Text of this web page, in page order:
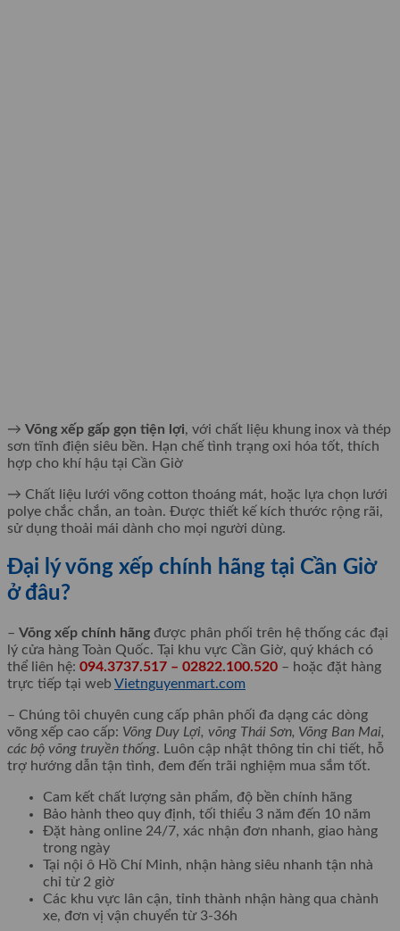
→ Võng xếp gấp gọn tiện lợi, với chất liệu khung inox và thép
sơn tĩnh điện siêu bền. Hạn chế tình trạng oxi hóa tốt, thích
hợp cho khí hậu tại Cần Giờ
→ Chất liệu lưới võng cotton thoáng mát, hoặc lựa chọn lưới
polye chắc chắn, an toàn. Được thiết kế kích thước rộng rãi,
sử dụng thoải mái dành cho mọi người dùng.
Đại lý võng xếp chính hãng tại Cần Giờ
ở đâu?
– Võng xếp chính hãng được phân phối trên hệ thống các đại
lý cửa hàng Toàn Quốc. Tại khu vực Cần Giờ, quý khách có
thể liên hệ: 094.3737.517 – 02822.100.520 – hoặc đặt hàng
trực tiếp tại webVietnguyenmart.com
– Chúng tôi chuyên cung cấp phân phối đa dạng các dòng
võng xếp cao cấp: Võng Duy Lợi, võng Thái Sơn, Võng Ban Mai,
các bộ võng truyền thống. Luôn cập nhật thông tin chi tiết, hỗ
trợ hướng dẫn tận tình, đem đến trãi nghiệm mua sắm tốt.
Cam kết chất lượng sản phẩm, độ bền chính hãng
Bảo hành theo quy định, tối thiểu 3 năm đến 10 năm
Đặt hàng online 24/7, xác nhận đơn nhanh, giao hàng
trong ngày
Tại nội ô Hồ Chí Minh, nhận hàng siêu nhanh tận nhà
chỉ từ 2 giờ
Các khu vực lân cận, tỉnh thành nhận hàng qua chành
xe, đơn vị vận chuyển từ 3-36h